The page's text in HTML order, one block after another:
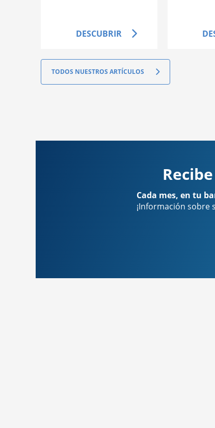
DESCUBRIR
TODOS NUESTROS ARTÍCULOS
Cada mes, en tu
¡Información